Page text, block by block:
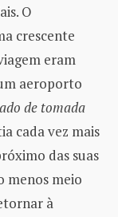
O
crescente
eram
aeroporto
de tomada
cada vez mais
das suas
menos meio
à